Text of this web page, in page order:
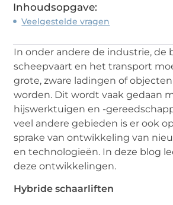
Inhoudsopgave:
Veelgestelde vragen
In onder andere de industrie, de
scheepvaart en het transport
grote, zware ladingen of
worden. Dit wordt vaak gedaan
hijswerktuigen en -
veel andere gebieden is er ook
sprake van ontwikkeling van
en technologieën. In deze blog
deze ontwikkelingen.
Hybride schaarliften